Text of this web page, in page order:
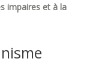
impaires et à la